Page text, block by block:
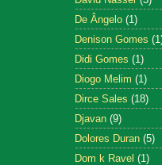
De Ângelo (1)
Denison Gomes
Didi Gomes (1)
Diogo Melim (1)
Dirce Sales (18)
Djavan (9)
Dolores Duran (5)
Dom k Ravel (1)